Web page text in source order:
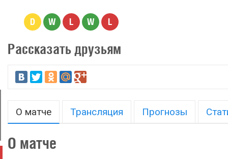
D W L W L
Рассказать друзьям
О матче Трансляция Прогнозы
О матче